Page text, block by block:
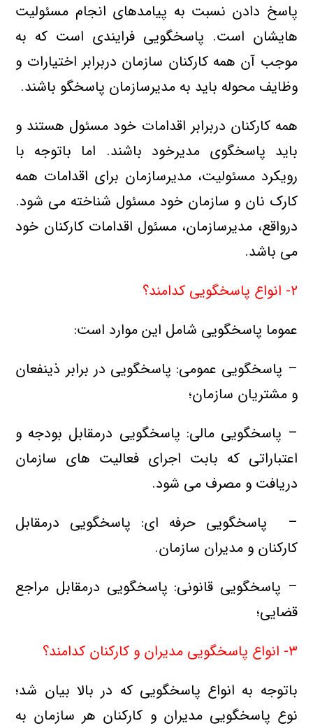
پاسخ دادن نسبت به پیامدهای انجام مسئوليت
هايشان است. پاسخگویي فرايندي است كه به
موجب آن همه کارکنان سازمان دربرابر اختيارات و
وظایف محوله بايد به مدیرسازمان پاسخگو باشند.
همه کارکنان دربرابر اقدامات خود مسئول هستند و
باید پاسخگوی مدیرخود باشند. اما باتوجه با
رویکرد مسئوليت، مديرسازمان براي اقدامات همه
کارک نان و سازمان خود مسئول شناخته مي شود.
درواقع، مدیرسازمان، مسئول اقدامات کارکنان خود
مي باشد.
۲- انواع پاسخگويي کدامند؟
عموما پاسخگويي شامل این موارد است:
– پاسخگويي عمومي: پاسخگويي در برابر ذینفعان
و مشتریان سازمان؛
– پاسخگويي مالي: پاسخگويي درمقابل بودجه و
اعتباراتی که بابت اجراي فعالیت های سازمان
دريافت و مصرف می شود.
– پاسخگويي حرفه اي: پاسخگويي درمقابل
کارکنان و مدیران سازمان.
– پاسخگويي قانوني: پاسخگويي درمقابل مراجع
قضايي؛
۳- انواع پاسخگويي مدیران و کارکنان کدامند؟
باتوجه به انواع پاسخگویی که در بالا بیان شد؛
نوع پاسخگویی مدیران و کارکنان هر سازمان به